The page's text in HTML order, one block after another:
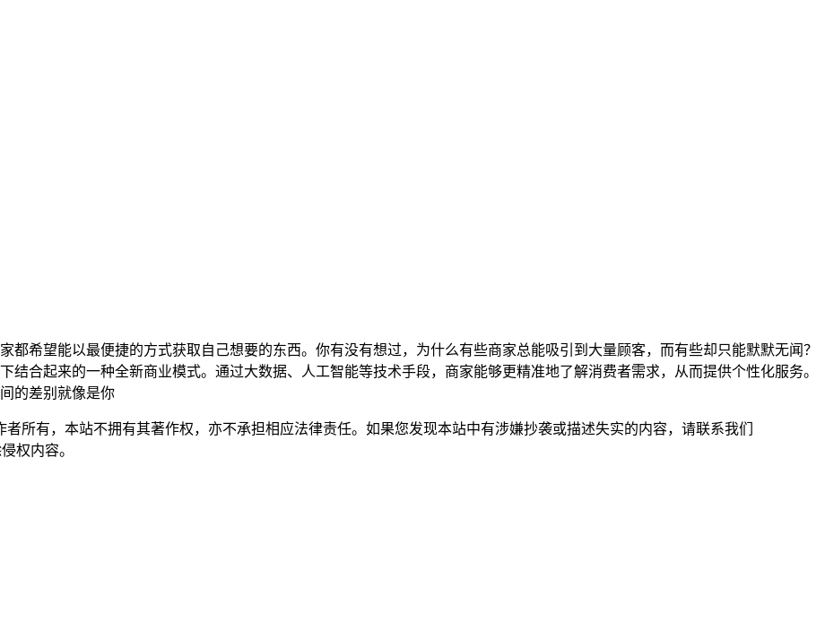
都希望能以最便捷的方式获取自己想要的东西。你有没有想过，为什么有些商家总能吸引到大量顾客，而有些却只能默默无闻？
结合起来的一种全新商业模式。通过大数据、人工智能等技术手段，商家能够更精准地了解消费者需求，从而提供个性化服务。
的差别就像是你
所有，本站不拥有其著作权，亦不承担相应法律责任。如果您发现本站中有涉嫌抄袭或描述失实的内容，请联系我们
权内容。